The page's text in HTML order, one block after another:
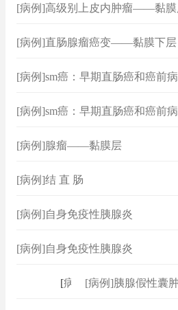
[病例]高级别上皮内肿瘤——黏膜
[病例]直肠腺瘤癌变——黏膜下层
[病例]sm癌：早期直肠癌和癌前
[病例]sm癌：早期直肠癌和癌前
[病例]腺瘤——黏膜层
[病例]结 直 肠
[病例]自身免疫性胰腺炎
[病例]自身免疫性胰腺炎
病例 [病例]胰腺假性囊肿